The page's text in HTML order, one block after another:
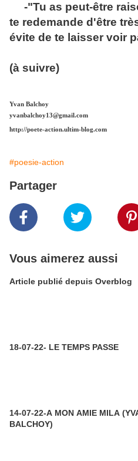
-"Tu as peut-être
te redemande d'être
évite de te laisser voir
(à suivre)
Yvan Balchoy
yvanbalchoy13@gmail.com
http://poete-action.ultim-blog.com
#poesie-action
Partager
Vous aimerez aussi
Article publié depuis Overblog
18-07-22- LE TEMPS PASSE
14-07-22-A MON AMIE MILA
BALCHOY)